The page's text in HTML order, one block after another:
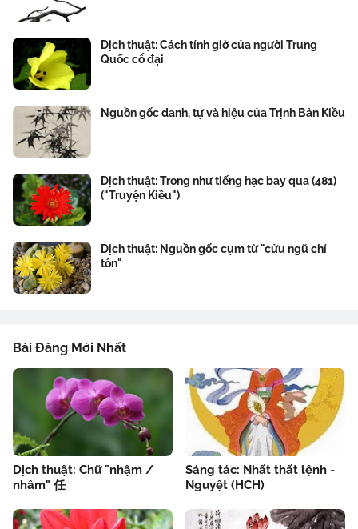
Dịch thuật: Cách tính giờ của người Trung
Quốc cổ đại
Nguồn gốc danh, tự và hiệu của Trịnh Bản Kiều
Dịch thuật: Trong như tiếng hạc bay qua (481)
("Truyện Kiều")
Dịch thuật: Nguồn gốc cụm từ "cửu ngũ chí
tôn"
Bài Đăng Mới Nhất
Dịch thuật: Chữ "nhậm /
nhâm" 任
Sáng tác: Nhất thất lệnh -
Nguyệt (HCH)